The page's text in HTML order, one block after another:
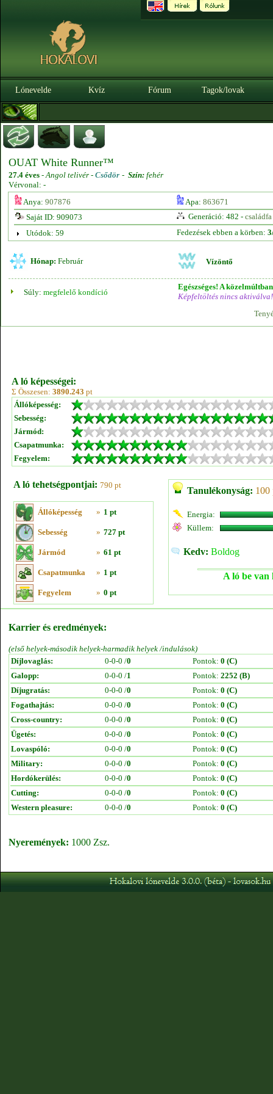
Lónevelde Kvíz Fórum Tagok/lovak
OUAT White Runner™
27.4 éves -Angol telivér - Csődör - Szín: fehér
Vérvonal: -
Anya: 907876 Apa: 863671
Saját ID: 909073
Generáció: 482 - családfa
Utódok: 59
Fedezések ebben a körben:
Hónap: Február Vízöntő
Súly: megfelelő kondíció
Egészséges! A
Képfeltöltés nincs aktiválva!
A ló képességei:
Σ Összesen: 3890.243 pt
Állóképesség:
Sebesség:
Jármód:
Csapatmunka:
Fegyelem:
A ló tehetségpontjai: 790 pt
Állóképesség » 1 pt
Sebesség » 727 pt
Jármód » 61 pt
Csapatmunka » 1 pt
Fegyelem » 0 pt
Tanulékonyság: 100
Energia:
Küllem:
Kedv: Boldog
A ló be van
Karrier és eredmények:
(első helyek-második helyek-harmadik helyek /indulások)
Díjlovaglás:
0-0-0 /0 Pontok: 0 (C)
Galopp:
0-0-0 /1 Pontok: 2252 (B)
Díjugratás:
0-0-0 /0 Pontok: 0 (C)
Fogathajtás:
0-0-0 /0 Pontok: 0 (C)
Cross-country:
0-0-0 /0 Pontok: 0 (C)
Ügetés:
0-0-0 /0 Pontok: 0 (C)
Lovaspóló:
0-0-0 /0 Pontok: 0 (C)
Military:
0-0-0 /0 Pontok: 0 (C)
Hordókerülés:
0-0-0 /0 Pontok: 0 (C)
Cutting:
0-0-0 /0 Pontok: 0 (C)
Western pleasure:
0-0-0 /0 Pontok: 0 (C)
Nyeremények: 1000 Zsz.